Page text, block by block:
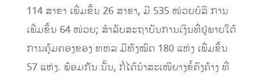
114 ສາ­ຂາ ເພີ່ມ​ຂຶ້ນ 26 ສາ­ຂາ, ມີ 535 ໜ່ວຍ​ບໍ­ລິ ­ການ
ເພີ່ມ​ຂຶ້ນ 64 ໜ່ວຍ; ສໍາ​ລັບ​ສະ​ຖາ​ບັນ​ການ​ເງິນ​ທີ່­ຢູ່​ພາຍ​ໃຕ້​
ການ​ຄຸ້ມ​ຄອງ​ຂອງ ທຫລ ມີ​ທັງ​ໝົດ 180 ແຫ່ງ ເພີ່ມ​ຂຶ້ນ
57 ແຫ່ງ. ພ້ອມ​ກັນ ນັ້ນ, ກໍ່​ໄດ້​ນໍາ​ສະ­ເໜີ​ບາງ​ຂໍ້­ຄົງ­ຄ້າງ ທີ່​